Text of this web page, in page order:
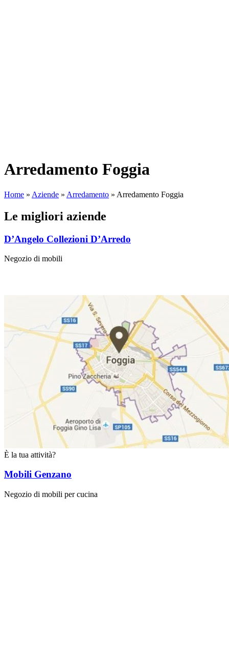
Arredamento Foggia
Home » Aziende » Arredamento » Arredamento Foggia
Le migliori aziende
D’Angelo Collezioni D’Arredo
Negozio di mobili
È la tua attività?
Mobili Genzano
Negozio di mobili per cucina